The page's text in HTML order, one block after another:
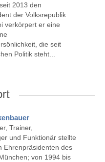
2013 den
der Volksrepublik
verkörpert er eine
die seit
Politik steht...
Trainer,
und Funktionär stellte
Ehrenpräsidenten des
von 1994 bis